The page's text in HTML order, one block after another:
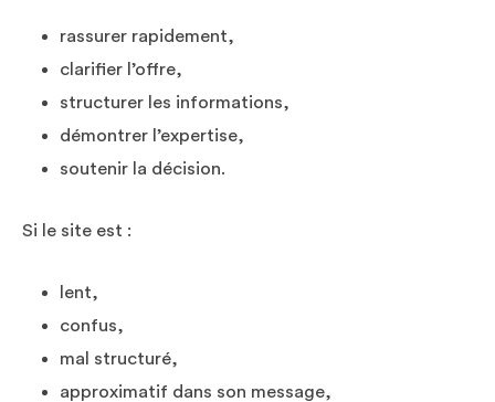
rassurer rapidement,
clarifier l’offre,
structurer les informations,
démontrer l’expertise,
soutenir la décision.
Si le site est :
lent,
confus,
mal structuré,
approximatif dans son message,